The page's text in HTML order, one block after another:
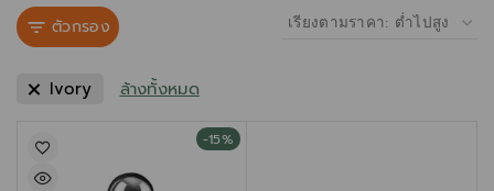
ตัวกรอง
Ivory ล้างทั้งหมด
-15%